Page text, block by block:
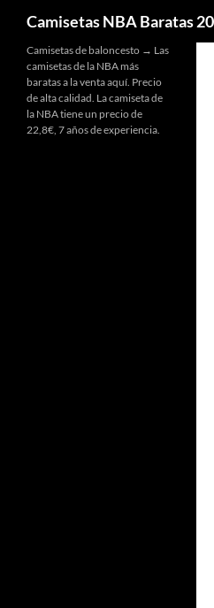
Camisetas NBA Baratas
Camisetas de baloncesto → Las
camisetas de la NBA más
baratas a la venta aquí. Precio
de alta calidad. La camiseta de
la NBA tiene un precio de
22,8€, 7 años de experiencia.